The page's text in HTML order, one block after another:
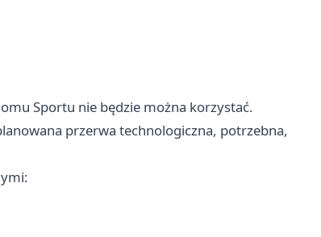
Sportu nie będzie można korzystać.
przerwa technologiczna, potrzebna,